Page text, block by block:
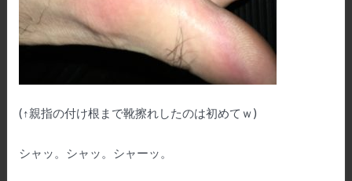
(↑親指の付け根まで靴擦れしたのは初めてｗ)
シャッ。シャッ。シャーッ。